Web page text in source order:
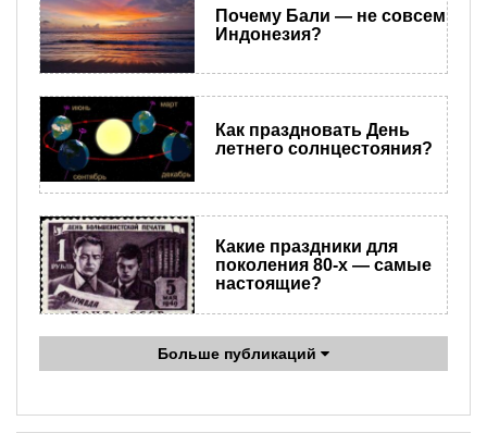
Почему Бали — не совсем
Индонезия?
Как праздновать День
летнего солнцестояния?
Какие праздники для
поколения 80-х — самые
настоящие?
Больше публикаций